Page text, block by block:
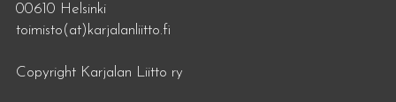
00610 Helsinki
toimisto(at)karjalanliitto.fi
Copyright Karjalan Liitto ry